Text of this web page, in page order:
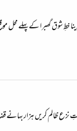
خطِ شوق گھبرا کے پہلے
ظالم کریں ہزار بہانے